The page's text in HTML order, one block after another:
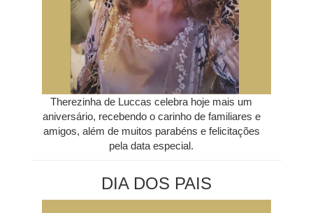
Therezinha de Luccas celebra hoje mais um
aniversário, recebendo o carinho de familiares e
amigos, além de muitos parabéns e felicitações
pela data especial.
DIA DOS PAIS